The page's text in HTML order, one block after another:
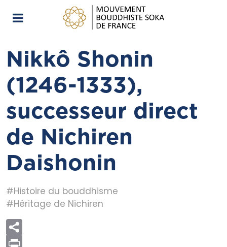
Nikkô Shonin
(1246-1333),
successeur direct
de Nichiren
Daishonin
#Histoire du bouddhisme
#Héritage de Nichiren